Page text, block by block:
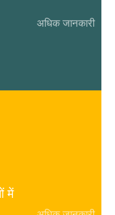
अधिक जानकारी
में